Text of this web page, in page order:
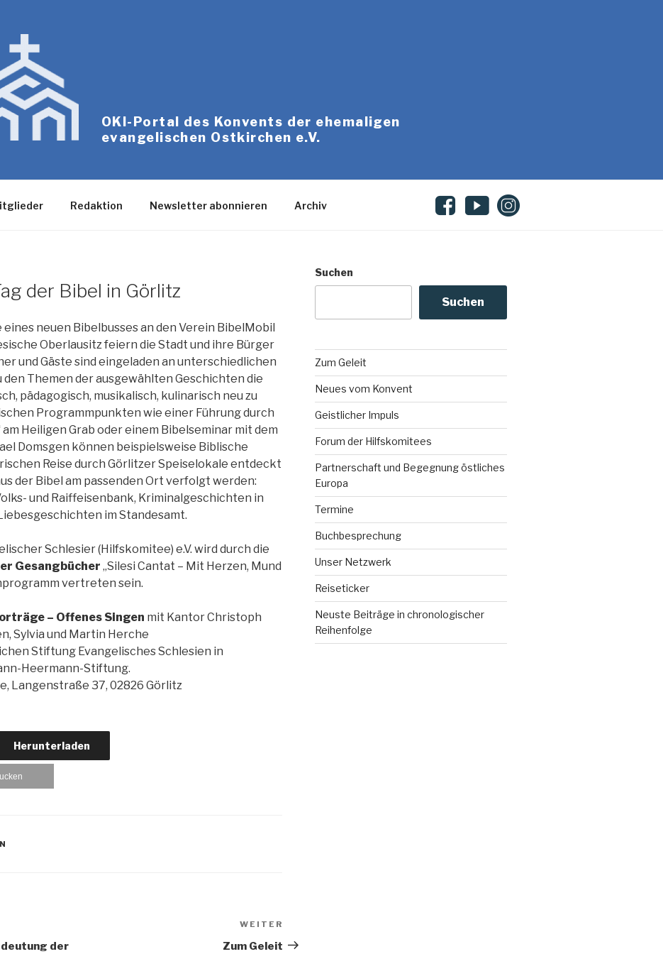
OKI-Portal des Konvents der ehemaligen
evangelischen Ostkirchen e.V.
Redaktion Newsletter abonnieren Archiv
der Bibel in Görlitz
neuen Bibelbusses an den Verein BibelMobil
Oberlausitz feiern die Stadt und ihre Bürger
und Gäste sind eingeladen an unterschiedlichen
den Themen der ausgewählten Geschichten die
pädagogisch, musikalisch, kulinarisch neu zu
Programmpunkten wie einer Führung durch
am Heiligen Grab oder einem Bibelseminar mit dem
Domsgen können beispielsweise Biblische
Reise durch Görlitzer Speiselokale entdeckt
der Bibel am passenden Ort verfolgt werden:
und Raiffeisenbank, Kriminalgeschichten in
im Standesamt.
Schlesier (Hilfskomitee) e.V. wird durch die
Gesangbücher „Silesi Cantat – Mit Herzen, Mund
vertreten sein.
– Offenes Singen mit Kantor Christoph
Sylvia und Martin Herche
Stiftung Evangelisches Schlesien in
Heermann-Stiftung.
Langenstraße 37, 02826 Görlitz
Herunterladen
der
Beitrag
WEITER
Zum Geleit
Suchen
Suchen
Zum Geleit
Neues vom Konvent
Geistlicher Impuls
Forum der Hilfskomitees
Partnerschaft und Begegnung östliches
Europa
Termine
Buchbesprechung
Unser Netzwerk
Reiseticker
Neuste Beiträge in chronologischer
Reihenfolge